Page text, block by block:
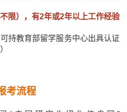
限），有2年或2年以上工作经验
持教育部留学服务中心出具认证
考流程